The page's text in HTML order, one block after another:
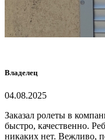
Владелец
04.08.2025
Заказал ролеты в
быстро, качественно. Р
никаких нет. Вежливо,